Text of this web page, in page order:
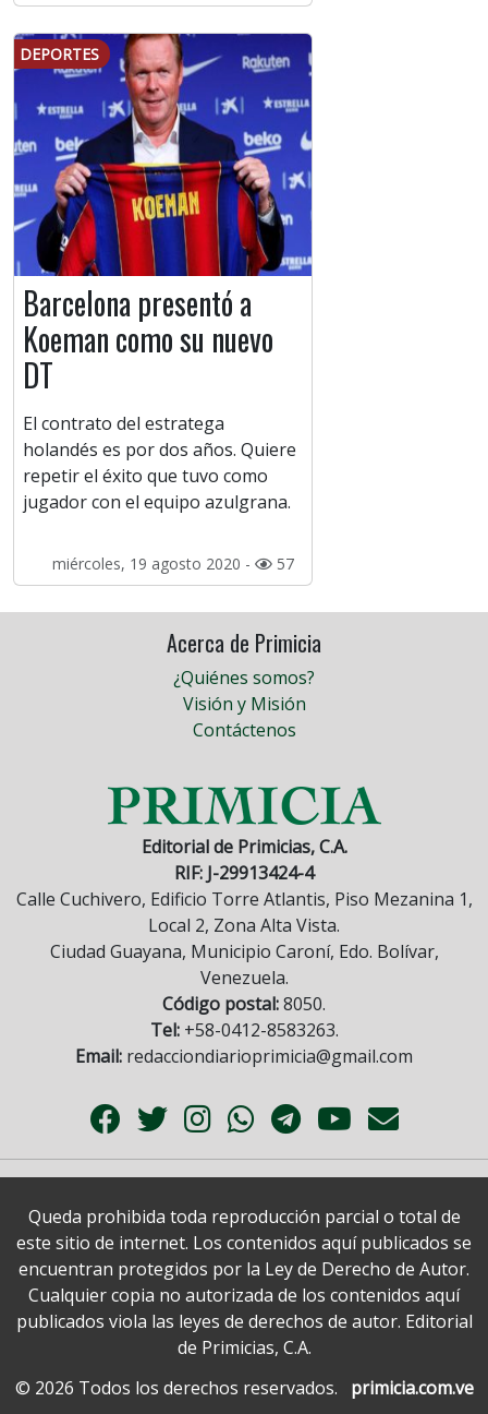
DEPORTES
Barcelona presentó a
Koeman como su nuevo
DT
El contrato del estratega
holandés es por dos años. Quiere
repetir el éxito que tuvo como
jugador con el equipo azulgrana.
miércoles, 19 agosto 2020 - 57
Acerca de Primicia
¿Quiénes somos?
Visión y Misión
Contáctenos
Editorial de Primicias, C.A.
RIF: J-29913424-4
Calle Cuchivero, Edificio Torre Atlantis, Piso Mezanina 1,
Local 2, Zona Alta Vista.
Ciudad Guayana, Municipio Caroní, Edo. Bolívar,
Venezuela.
Código postal:8050.
Tel:+58-0412-8583263.
Email: redacciondiarioprimicia@gmail.com
Queda prohibida toda reproducción parcial o total de
este sitio de internet. Los contenidos aquí publicados se
encuentran protegidos por la Ley de Derecho de Autor.
Cualquier copia no autorizada de los contenidos aquí
publicados viola las leyes de derechos de autor. Editorial
de Primicias, C.A.
© 2026 Todos los derechos reservados.
primicia.com.ve